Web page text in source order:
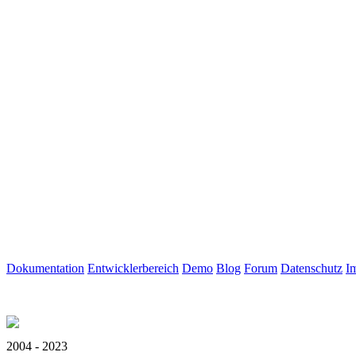
Dokumentation Entwicklerbereich Demo Blog Forum Datenschutz
2004 - 2023